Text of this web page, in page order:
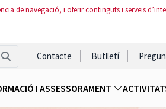
de navegació, i oferir continguts i serveis
Contacte Butlletí
I ASSESSORAMENT